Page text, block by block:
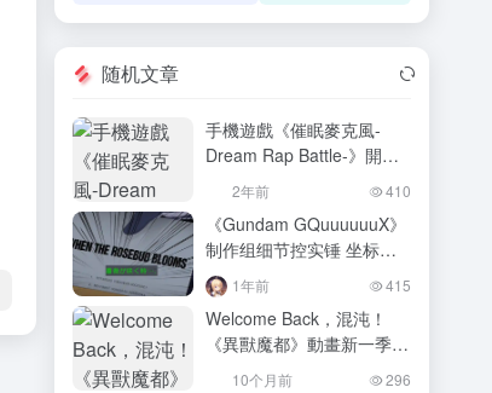
随机文章
手機遊戲《催眠麥克風-
Dream Rap Battle-》開始
事前登錄！達成人數可獲得
轉蛋券、限定主視覺卡片！
2年前 410
《Gundam GQuuuuuuX》
制作组细节控实锤 坐标暗
码解密出OP/ED歌手名
1年前 415
Welcome Back，混沌！
《異獸魔都》動畫新一季確
定2026年春季全世界推
10个月前 296